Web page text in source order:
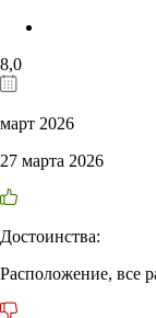
8,0
март 2026
27 марта 2026
Достоинства:
Расположение, все